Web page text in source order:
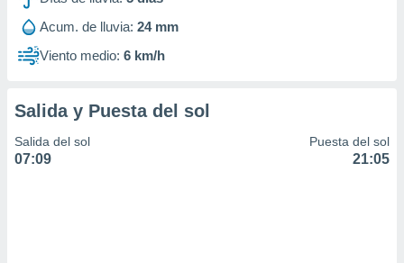
1199Acum. de lluvia: 24 mm
Viento medio: 6 km/h
Salida y Puesta del sol
Salida del sol
07:09
Puesta del sol
21:05